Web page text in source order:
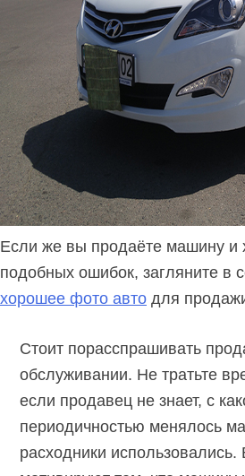
Если же вы продаёте машину и
подобных ошибок, загляните в
хорошее фото авто для
Стоит порасспрашивать
обслуживании. Не тратьте
если продавец не знает, с
периодичностью менялось
расходники использовались.